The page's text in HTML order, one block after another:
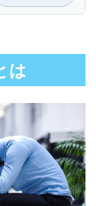
は